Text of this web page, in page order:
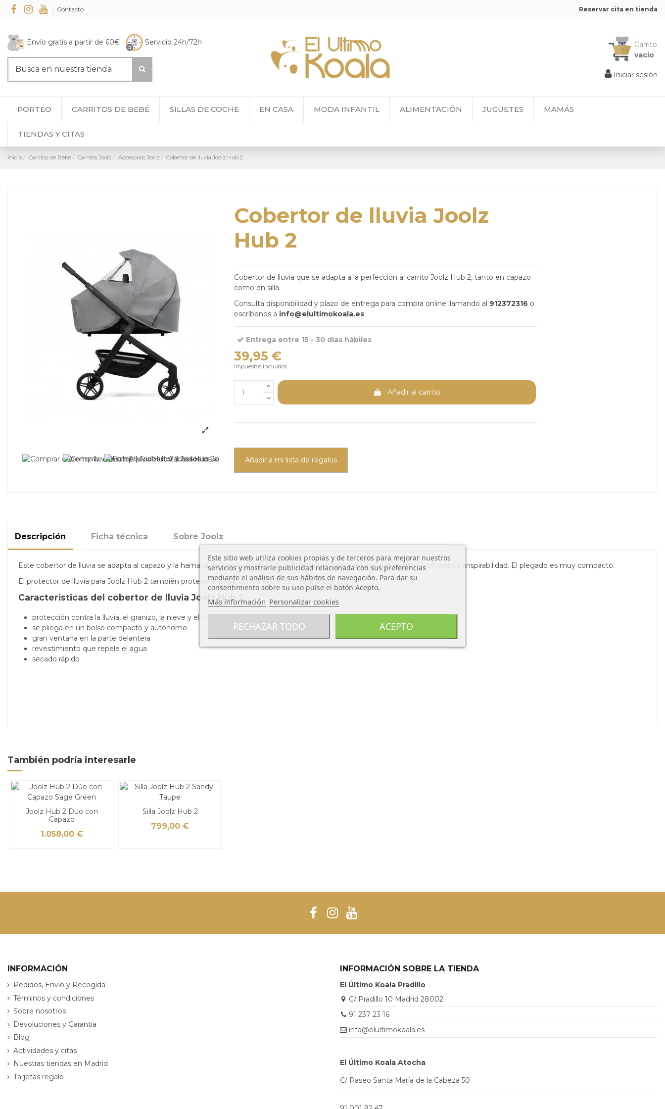
Contacto Reservar cita en tienda
Envío gratis a partir de 60€ Servicio 24h/72h
Carrito
vacío
Iniciar sesión
PORTEO CARRITOS DE BEBÉ SILLAS DE COCHE EN CASA MODA INFANTIL ALIMENTACIÓN JUGUETES MAMÁS
TIENDAS Y CITAS
Inicio Carritos de Bebé Carritos Joolz Accesorios Joolz Cobertor de lluvia Joolz Hub 2
Cobertor de lluvia Joolz
Hub 2
Cobertor de lluvia que se adapta a la perfección al carrito Joolz Hub 2, tanto en capazo
como en silla.
Consulta disponibilidad y plazo de entrega para compra online llamando al 912372316 o
escríbenos a info@elultimokoala.es
Entrega entre 15 - 30 días hábiles
39,95 €
Impuestos incluidos
Añadir al carrito
Añadir a mi lista de regalos
Descripción Ficha técnica Sobre Joolz
Este cobertor de lluvia se adapta al capazo y la hamaca del carrito Joolz Hub 2. Cuenta con una ventana que aporta visibilidad y transpirabilidad. El plegado es muy compacto.
El protector de lluvia para Joolz Hub 2 también protege al bebé contra el viento, nieve o granizo.
Caracteristicas del cobertor de lluvia Joolz Hub 2
protección contra la lluvia, el granizo, la nieve y el viento
se pliega en un bolso compacto y autónomo
gran ventana en la parte delantera
revestimiento que repele el agua
secado rápido
También podría interesarle
Joolz Hub 2 Dúo con
Capazo
1.058,00 €
Silla Joolz Hub 2
799,00 €
INFORMACIÓN
Pedidos, Envío y Recogida
Términos y condiciones
Sobre nosotros
Devoluciones y Garantia
Blog
Actividades y citas
Nuestras tiendas en Madrid
Tarjetas regalo
INFORMACIÓN SOBRE LA TIENDA
El Último Koala Pradillo
C/ Pradillo 10 Madrid 28002
91 237 23 16
info@elultimokoala.es
El Último Koala Atocha
C/ Paseo Santa María de la Cabeza 50
Este sitio web utiliza cookies propias y de terceros para mejorar nuestros
servicios y mostrarle publicidad relacionada con sus preferencias
mediante el análisis de sus hábitos de navegación. Para dar su
consentimiento sobre su uso pulse el botón Acepto.
Más información Personalizar cookies
RECHAZAR TODO ACEPTO